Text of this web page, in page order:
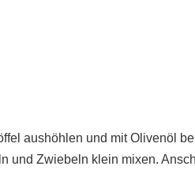
aushöhlen und mit Olivenöl
und Zwiebeln klein mixen.